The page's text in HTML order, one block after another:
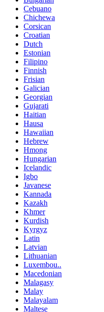
Cebuano
Chichewa
Corsican
Croatian
Dutch
Estonian
Filipino
Finnish
Frisian
Galician
Georgian
Gujarati
Haitian
Hausa
Hawaiian
Hebrew
Hmong
Hungarian
Icelandic
Igbo
Javanese
Kannada
Kazakh
Khmer
Kurdish
Kyrgyz
Latin
Latvian
Lithuanian
Luxembou..
Macedonian
Malagasy
Malay
Malayalam
Maltese